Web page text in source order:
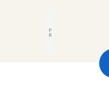
P
R